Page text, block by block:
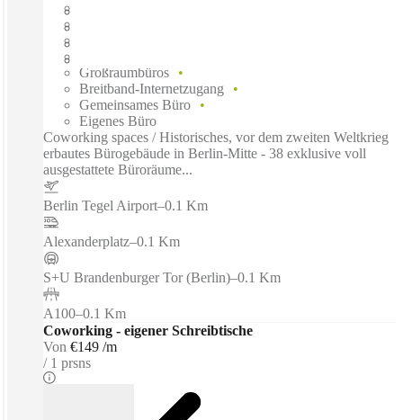
Großraumbüros
Breitband-Internetzugang
Gemeinsames Büro
Eigenes Büro
Coworking spaces / Historisches, vor dem zweiten Weltkrieg
erbautes Bürogebäude in Berlin-Mitte - 38 exklusive voll
ausgestattete Büroräume...
Berlin Tegel Airport–0.1 Km
Alexanderplatz–0.1 Km
S+U Brandenburger Tor (Berlin)–0.1 Km
A100–0.1 Km
Coworking - eigener Schreibtische
Von €149 /m
1 prsns